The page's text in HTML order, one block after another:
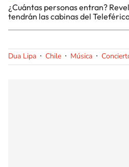
¿Cuántas personas entran?
tendrán las cabinas del
Dua Lipa Chile Música